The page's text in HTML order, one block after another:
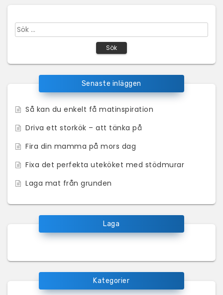
Sök
efter:
Senaste inläggen
Så kan du enkelt få matinspiration
Driva ett storkök – att tänka på
Fira din mamma på mors dag
Fixa det perfekta uteköket med stödmurar
Laga mat från grunden
Laga
Kategorier